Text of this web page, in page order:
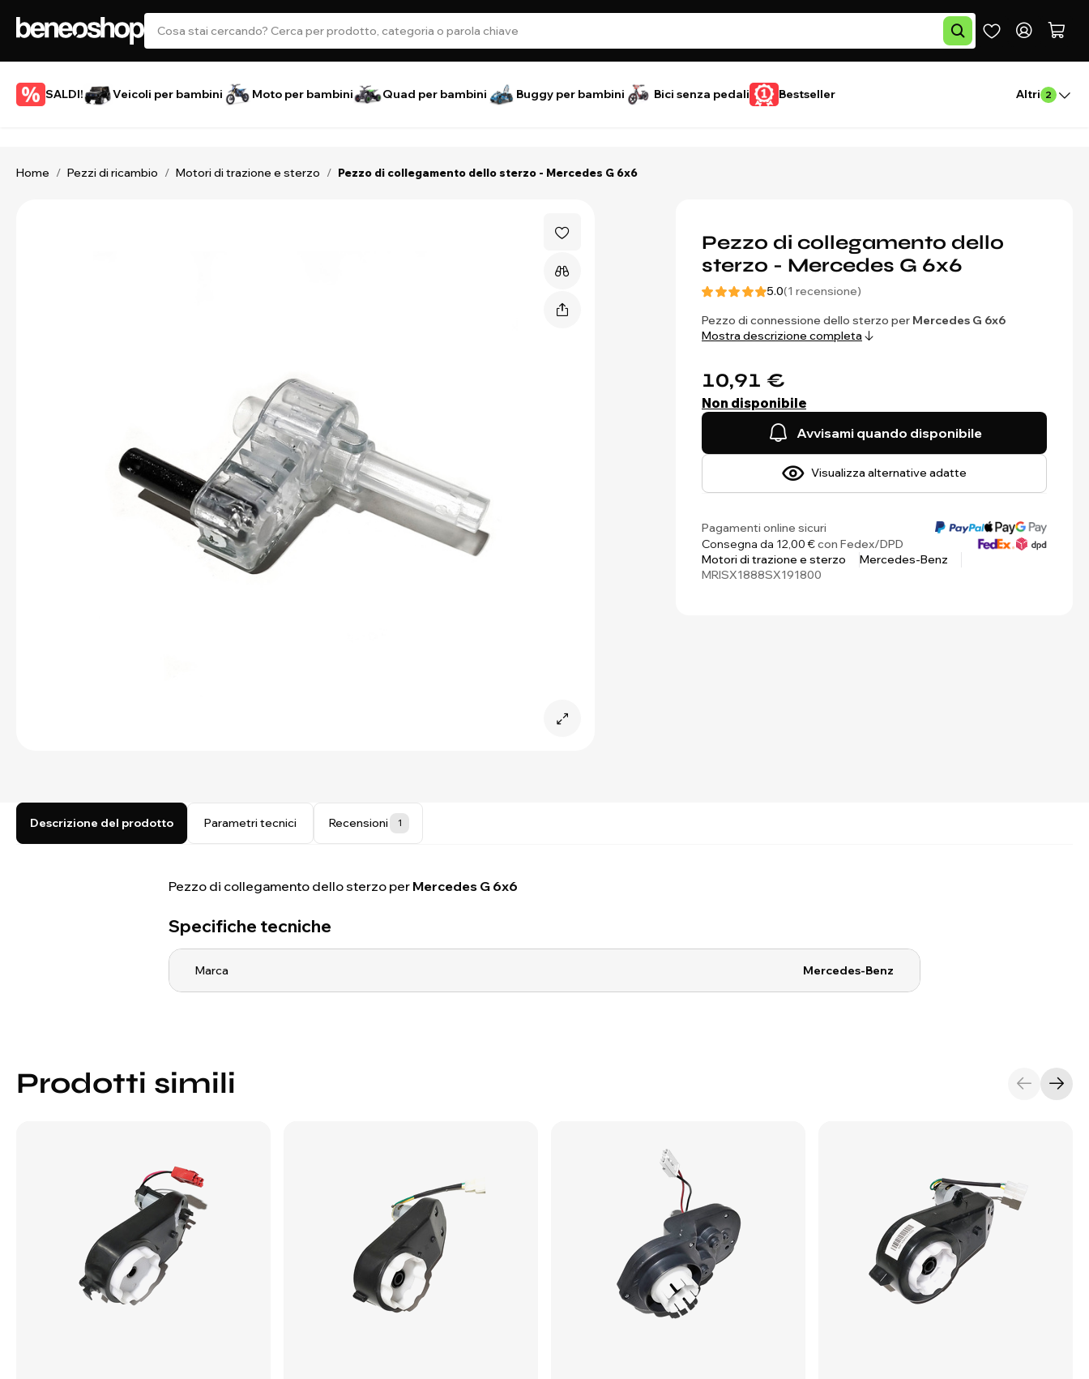
SALDI! Veicoli per bambini Moto per bambini Quad per bambini Buggy per bambini Bici senza pedali Bestseller Altri 2
Home / Pezzi di ricambio / Motori di trazione e sterzo / Pezzo di collegamento dello sterzo - Mercedes G 6x6
Pezzo di collegamento dello
sterzo - Mercedes G 6x6
5.0(1 recensione)
Pezzo di connessione dello sterzo per Mercedes G 6x6
Mostra descrizione completa
10,91 €
Non disponibile
Avvisami quando disponibile
Visualizza alternative adatte
Pagamenti online sicuri
Consegna da 12,00 €con Fedex/DPD
Motori di trazione e sterzo
Mercedes-Benz
MRISX1888SX191800
Descrizione del prodotto Parametri tecnici Recensioni 1
Pezzo di collegamento dello sterzo per Mercedes G 6x6
Specifiche tecniche
Marca Mercedes-Benz
Prodotti simili